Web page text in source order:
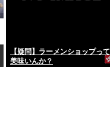
【疑問】ラーメンショップって
美味いんか？